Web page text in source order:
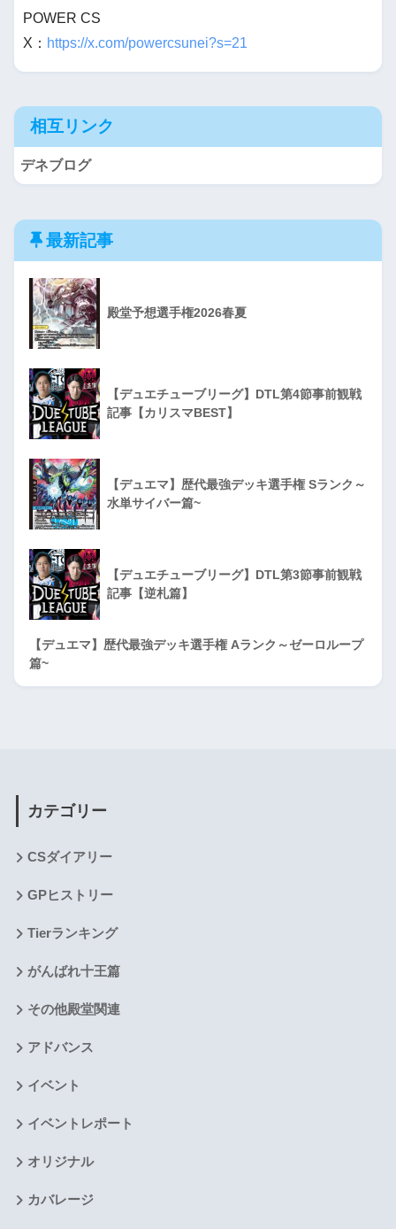
POWER CS
X： https://x.com/powercsunei?s=21
相互リンク
デネブログ
最新記事
殿堂予想選手権2026春夏
【デュエチューブリーグ】DTL第4節事前観戦
記事【カリスマBEST】
【デュエマ】歴代最強デッキ選手権 Sランク～
水単サイバー篇~
【デュエチューブリーグ】DTL第3節事前観戦
記事【逆札篇】
【デュエマ】歴代最強デッキ選手権 Aランク～ゼーロループ
篇~
カテゴリー
CSダイアリー
GPヒストリー
Tierランキング
がんばれ十王篇
その他殿堂関連
アドバンス
イベント
イベントレポート
オリジナル
カバレージ